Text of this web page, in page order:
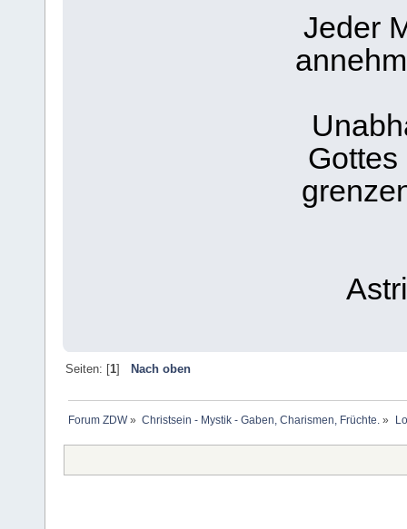
Jeder
Seiten: [1] Nach oben
Forum ZDW» Christsein - Mystik - Gaben, Charismen, Früchte. »